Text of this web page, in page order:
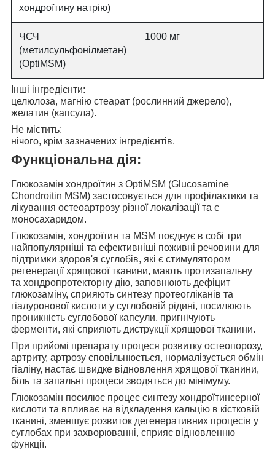
хондроїтину натрію)
ЧСЧ
(метилсульфонілметан)
(OptiMSM)
1000 мг
Інші інгредієнти:
целюлоза, магнію стеарат (рослинний джерело),
желатин (капсула).
Не містить:
нічого, крім зазначених інгредієнтів.
Функціональна дія:
Глюкозамін хондроїтин з OptiMSM (Glucosamine
Chondroitin MSM) застосовується для профілактики та
лікування остеоартрозу різної локалізації та є
моносахаридом.
Глюкозамін, хондроїтин та MSM поєднує в собі три
найпопулярніші та ефективніші поживні речовини для
підтримки здоров'я суглобів, які є стимулятором
регенерації хрящової тканини, мають протизапальну
та хондропротекторну дію, заповнюють дефіцит
глюкозаміну, сприяють синтезу протеогліканів та
гіалуронової кислоти у суглобовій рідині, посилюють
проникність суглобової капсули, пригнічують
ферменти, які сприяють диструкції хрящової тканини.
При прийомі препарату процеся розвитку остеопорозу,
артриту, артрозу сповільнюється, нормалізується обмін
гіаліну, настає швидке відновлення хрящової тканини,
біль та запальні процеси зводяться до мінімуму.
Глюкозамін посилює процес синтезу хондроїтинсерної
кислоти та впливає на відкладення кальцію в кістковій
тканині, зменшує розвиток дегенеративних процесів у
суглобах при захворюванні, сприяє відновленню
функції.